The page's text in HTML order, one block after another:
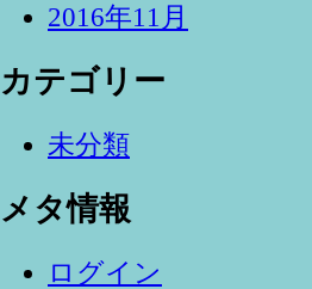
2016年11月
カテゴリー
未分類
メタ情報
ログイン